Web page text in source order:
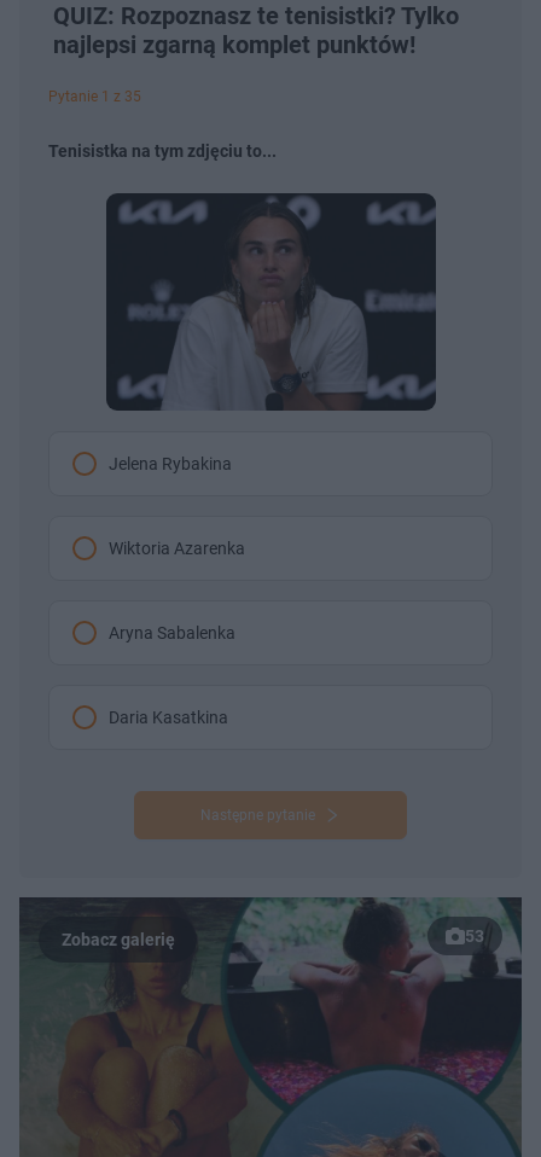
QUIZ: Rozpoznasz te tenisistki? Tylko
najlepsi zgarną komplet punktów!
Pytanie 1 z 35
Tenisistka na tym zdjęciu to...
Jelena Rybakina
Wiktoria Azarenka
Aryna Sabalenka
Daria Kasatkina
Następne pytanie
53